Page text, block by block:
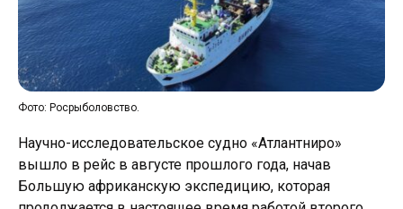
Фото: Росрыболовство.
Научно-исследовательское судно «Атлантниро»
вышло в рейс в августе прошлого года, начав
Большую африканскую экспедицию, которая